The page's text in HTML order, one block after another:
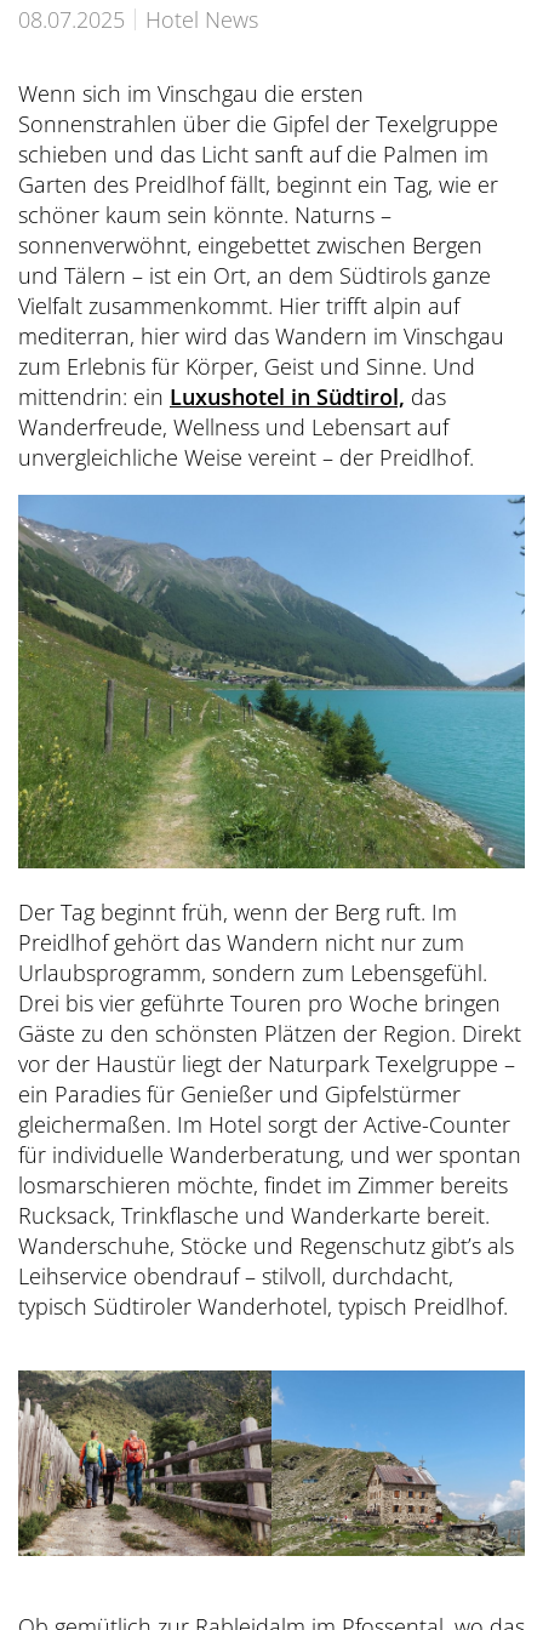
Awards
Preidlhof Events
Belvita
Preferred Hotels & Resorts
Dolce Vita Blog
Honeymoon
Sauna Tower
Pools & Park
À-la-carte-Treatments
Spa News-Blog
Checks & Therapien
Etikette & Kostenrückerstattung
Brixsana
Übersicht
Biken
Golf
Yoga
Fitness
Fun Sports
Tennis
Skilaufen
SÜDTIROL & MERAN
Reinhold Messner
Ötzi
Klima & Naturpark
Sights & Ausflüge
Shoppen & Kultur
Privat-Touren - Ausflüge im Preidlhof
08.07.2025 Hotel News
Wenn sich im Vinschgau die ersten
Sonnenstrahlen über die Gipfel der Texelgruppe
schieben und das Licht sanft auf die Palmen im
Garten des Preidlhof fällt, beginnt ein Tag, wie er
schöner kaum sein könnte. Naturns –
sonnenverwöhnt, eingebettet zwischen Bergen
und Tälern – ist ein Ort, an dem Südtirols ganze
Vielfalt zusammenkommt. Hier trifft alpin auf
mediterran, hier wird das Wandern im Vinschgau
zum Erlebnis für Körper, Geist und Sinne. Und
mittendrin: ein Luxushotel in Südtirol, das
Wanderfreude, Wellness und Lebensart auf
unvergleichliche Weise vereint – der Preidlhof.
Der Tag beginnt früh, wenn der Berg ruft. Im
Preidlhof gehört das Wandern nicht nur zum
Urlaubsprogramm, sondern zum Lebensgefühl.
Drei bis vier geführte Touren pro Woche bringen
Gäste zu den schönsten Plätzen der Region. Direkt
vor der Haustür liegt der Naturpark Texelgruppe –
ein Paradies für Genießer und Gipfelstürmer
gleichermaßen. Im Hotel sorgt der Active-Counter
für individuelle Wanderberatung, und wer spontan
losmarschieren möchte, findet im Zimmer bereits
Rucksack, Trinkflasche und Wanderkarte bereit.
Wanderschuhe, Stöcke und Regenschutz gibt’s als
Leihservice obendrauf – stilvoll, durchdacht,
typisch Südtiroler Wanderhotel, typisch Preidlhof.